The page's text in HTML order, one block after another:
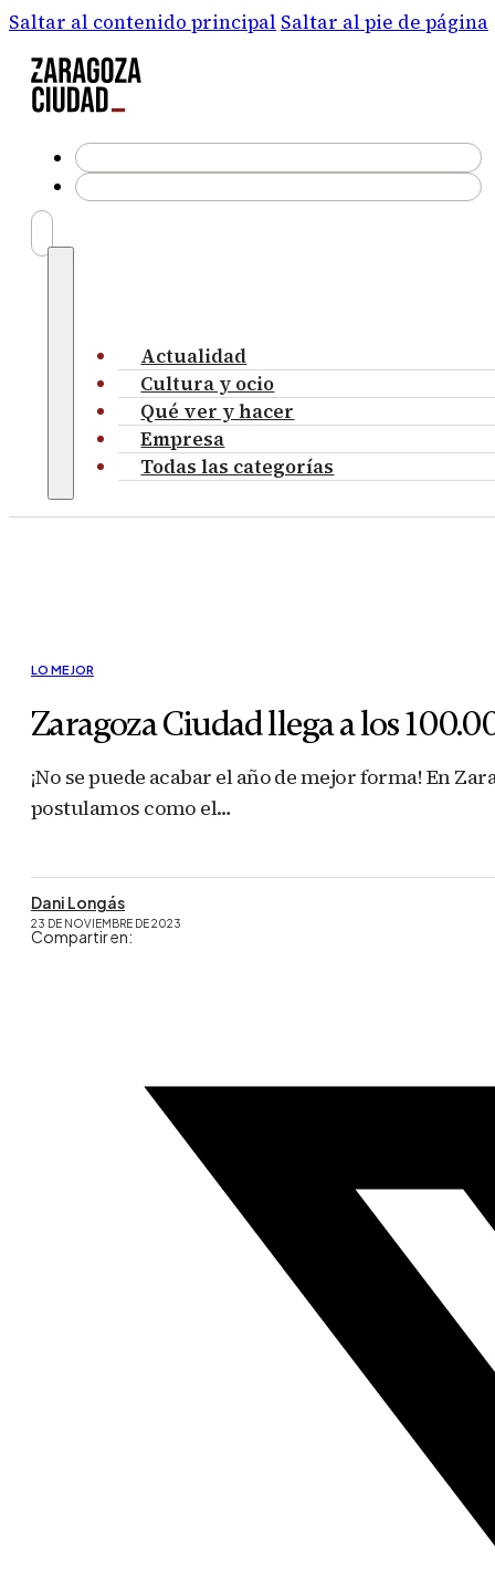
Saltar al contenido principal Saltar al pie de página
Actualidad
Cultura y ocio
Qué ver y hacer
Empresa
Todas las categorías
LO MEJOR
Zaragoza Ciudad llega a los
¡No se puede acabar el año de mejor forma! En
postulamos como el…
Dani Longás
23 DE NOVIEMBRE DE 2023
Compartir en: